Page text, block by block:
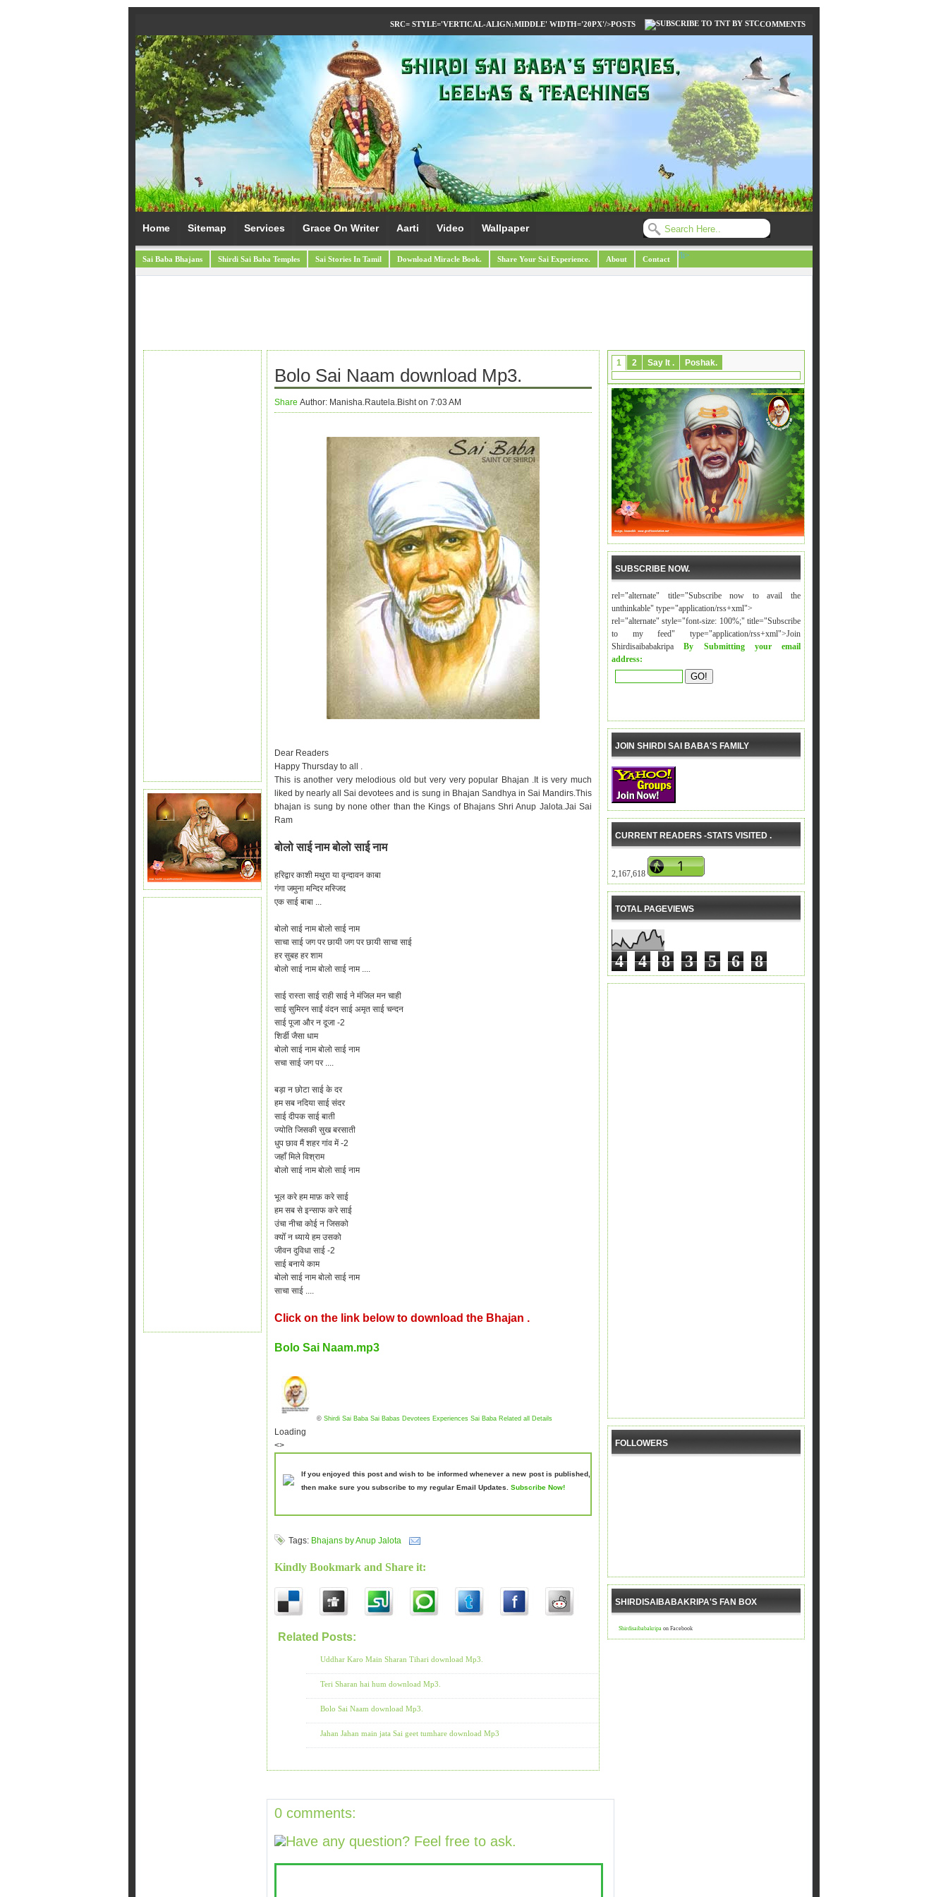
SRC= STYLE='VERTICAL-ALIGN:MIDDLE' WIDTH='20PX'/>POSTS COMMENTS
Home Sitemap Services Grace On Writer Aarti Video Wallpaper
Sai Baba Bhajans Shirdi Sai Baba Temples Sai Stories In Tamil Download Miracle Book. /li>
Share Your Sai Experience. About Contact
Bolo Sai Naam download Mp3.
Share Author: Manisha.Rautela.Bisht on 7:03 AM
Dear Readers
Happy Thursday to all .
This is another very melodious old but very very popular Bhajan .It is very much
liked by nearly all Sai devotees and is sung in Bhajan Sandhya in Sai Mandirs.This
bhajan is sung by none other than the Kings of Bhajans Shri Anup Jalota.Jai Sai
Ram
बोलो साई नाम बोलो साई नाम
हरिद्वार काशी मथुरा या वृन्दावन काबा
गंगा जमुना मन्दिर मस्जिद
एक साई बाबा ...
बोलो साई नाम बोलो साई नाम
साचा साई जग पर छायी जग पर छायी साचा साई
हर सुबह हर शाम
बोलो साई नाम बोलो साई नाम ....
साई रास्ता साई राही साई ने मंजिल मन चाही
साई सुमिरन साईं वंदन साई अमृत साई चन्दन
साई पूजा और न दूजा -2
शिर्डी जैसा धाम
बोलो साई नाम बोलो साई नाम
सचा साई जग पर ....
बड़ा न छोटा साई के दर
हम सब नदिया साई संदर
साई दीपक साई बाती
ज्योति जिसकी सुख बरसाती
धुप छाव मैं शहर गांव में -2
जहाँ मिले विश्राम
बोलो साई नाम बोलो साई नाम
भूल करे हम माफ़ करे साई
हम सब से इन्साफ करे साई
उंचा नीचा कोई न जिसको
क्योँ न ध्याये हम उसको
जीवन दुविधा साई -2
साई बनाये काम
बोलो साई नाम बोलो साई नाम
साचा साई ....
Click on the link below to download the Bhajan .
Bolo Sai Naam.mp3
© Shirdi Sai Baba Sai Babas Devotees Experiences Sai Baba Related all Details
Loading
<>
If you enjoyed this post and wish to be informed whenever a new post is published,
then make sure you subscribe to my regular Email Updates. Subscribe Now!
Tags: Bhajans by Anup Jalota
Kindly Bookmark and Share it:
Related Posts:
Uddhar Karo Main Sharan Tihari download Mp3.
Teri Sharan hai hum download Mp3.
Bolo Sai Naam download Mp3.
Jahan Jahan main jata Sai geet tumhare download Mp3
0 comments:
Have any question? Feel free to ask.
1 2 Say It . Poshak.
SUBSCRIBE NOW.
rel="alternate" title="Subscribe now to avail the
unthinkable" type="application/rss+xml">
rel="alternate" style="font-size: 100%;" title="Subscribe
to my feed" type="application/rss+xml">Join
ShirdisaibabakripaBy Submitting your email
address:
JOIN SHIRDI SAI BABA'S FAMILY
CURRENT READERS -STATS VISITED .
2,167,618
TOTAL PAGEVIEWS
4 4 8 3 5 6 8
FOLLOWERS
SHIRDISAIBABAKRIPA'S FAN BOX
Shirdisaibabakripa on Facebook